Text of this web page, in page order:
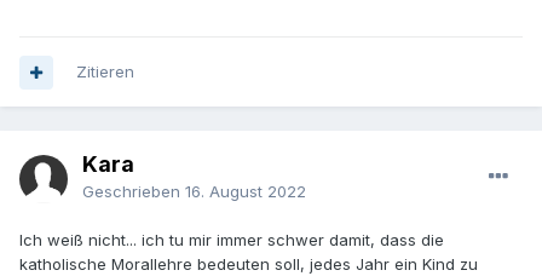
Zitieren
Kara
Geschrieben 16. August 2022
Ich weiß nicht... ich tu mir immer schwer damit, dass die
katholische Morallehre bedeuten soll, jedes Jahr ein Kind zu